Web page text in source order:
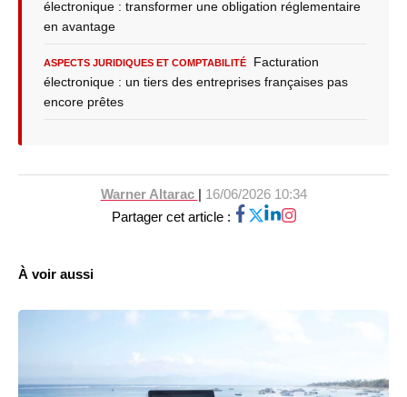
électronique : transformer une obligation réglementaire
en avantage
ASPECTS JURIDIQUES ET COMPTABILITÉ
Facturation
électronique : un tiers des entreprises françaises pas
encore prêtes
Warner Altarac | 16/06/2026 10:34
Partager cet article :
À voir aussi